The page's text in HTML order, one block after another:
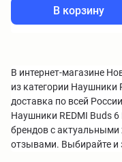
В корзину
В интернет-магазине
из категории Наушники
доставка по всей
Наушники REDMI Buds
брендов с актуальными
отзывами. Выбирайте и